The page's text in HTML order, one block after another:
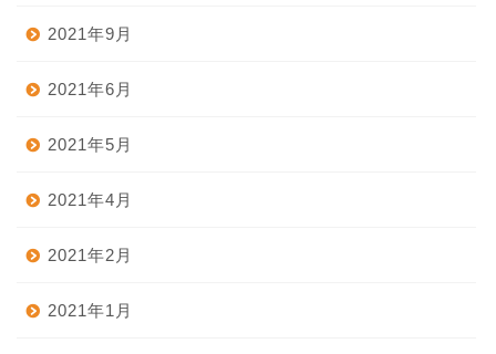
2021年9月
2021年6月
2021年5月
2021年4月
2021年2月
2021年1月